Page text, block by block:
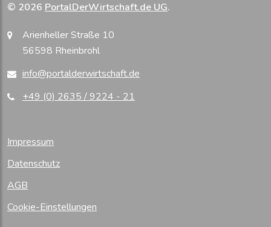
© 2026 PortalDerWirtschaft.de UG.
Arienheller Straße 10
56598 Rheinbrohl
info@portalderwirtschaft.de
+49 (0) 2635 / 9224 - 21
Impressum
Datenschutz
AGB
Cookie-Einstellungen